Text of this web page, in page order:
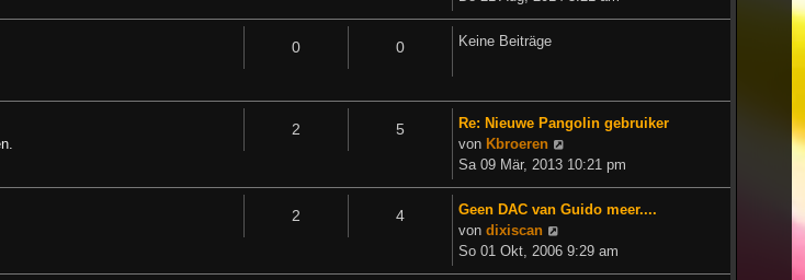
0 0 Keine Beiträge
2 5
Re: Nieuwe Pangolin gebruiker
von Kbroeren
Beitrag
Sa 09 Mär, 2013 10:21 pm
2 4
Geen DAC van Guido meer....
von dixiscan
Beitrag
So 01 Okt, 2006 9:29 am